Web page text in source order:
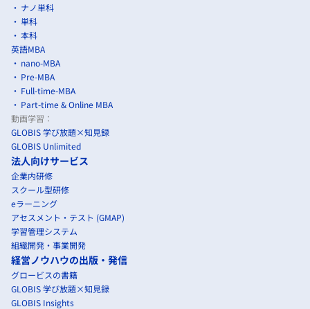
ナノ単科
単科
本科
英語MBA
nano-MBA
Pre-MBA
Full-time-MBA
Part-time & Online MBA
動画学習：
GLOBIS 学び放題×知見録
GLOBIS Unlimited
法人向けサービス
企業内研修
スクール型研修
eラーニング
アセスメント・テスト (GMAP)
学習管理システム
組織開発・事業開発
経営ノウハウの出版・発信
グロービスの書籍
GLOBIS 学び放題×知見録
GLOBIS Insights